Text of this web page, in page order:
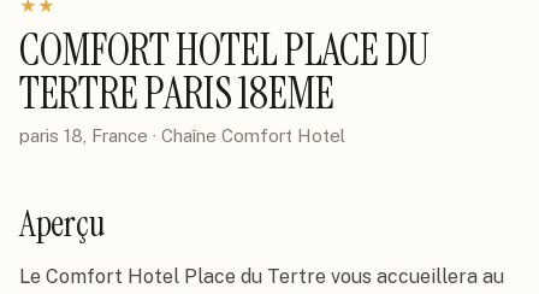
★★
COMFORT HOTEL PLACE DU
TERTRE PARIS 18EME
paris 18, France · Chaîne Comfort Hotel
Aperçu
Le Comfort Hotel Place du Tertre vous accueillera au